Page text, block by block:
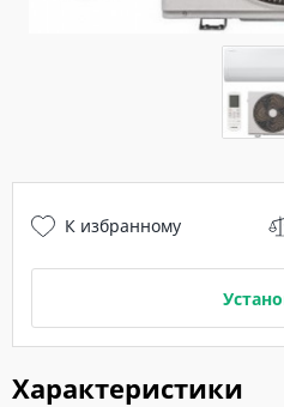
Характеристики
К избранному